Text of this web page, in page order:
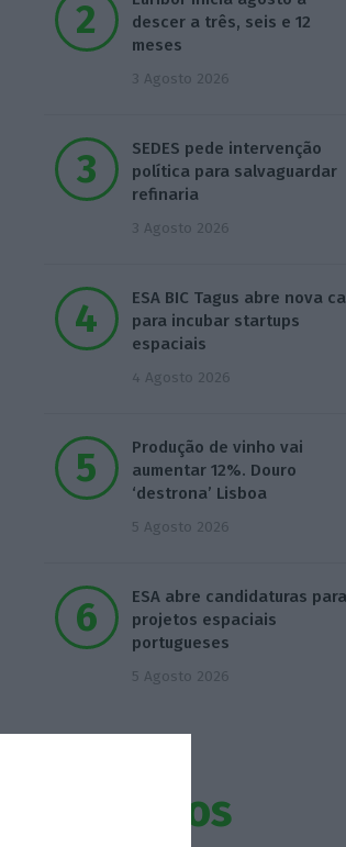
descer a três, seis e 12
meses
3 Agosto 2026
SEDES pede intervenção
política para salvaguardar
refinaria
3 Agosto 2026
ESA BIC Tagus abre nova
para incubar startups
espaciais
4 Agosto 2026
Produção de vinho vai
aumentar 12%. Douro
‘destrona’ Lisboa
5 Agosto 2026
ESA abre candidaturas para
projetos espaciais
portugueses
5 Agosto 2026
Eventos